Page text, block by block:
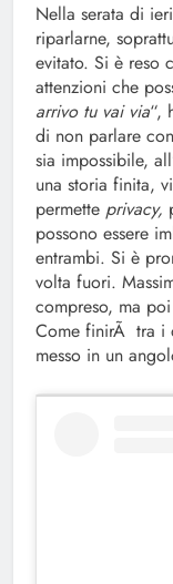
Nella serata di
riparlarne,
evitato. Si è reso
attenzioni che
arrivo tu vai via“,
di non parlare
sia impossibile,
una storia finita,
permette privacy,
possono essere
entrambi. Si è
volta fuori.
compreso, ma
Come finirÃ tra i
messo in un